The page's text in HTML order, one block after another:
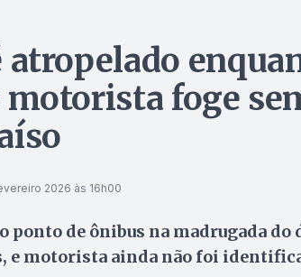
atropelado
foge
2026 às 16h00
ponto de ônibus na madrugada do
e motorista ainda não foi